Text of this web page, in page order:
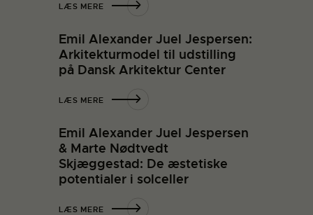
LÆS MERE
Emil Alexander Juel Jespersen:
Arkitekturmodel til udstilling
på Dansk Arkitektur Center
LÆS MERE
Emil Alexander Juel Jespersen
& Marte Nødtvedt
Skjæggestad: De æstetiske
potentialer i solceller
LÆS MERE